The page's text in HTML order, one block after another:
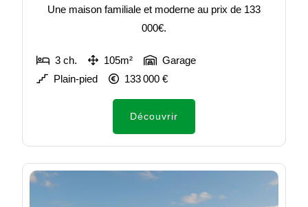
Une maison familiale et moderne au prix de 133
000€.
3 ch. 105m²
Garage
Plain-pied
133 000 €
Découvrir